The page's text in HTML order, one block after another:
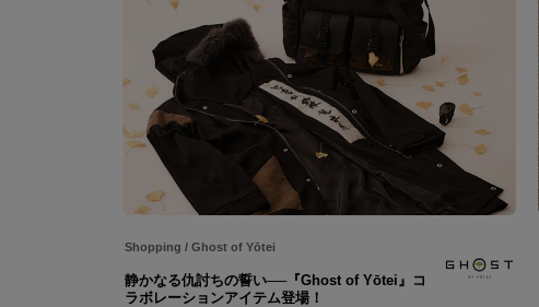
Shopping / Ghost of Yōtei
静かなる仇討ちの誓い──『Ghost of Yōtei』コ
ラボレーションアイテム登場！